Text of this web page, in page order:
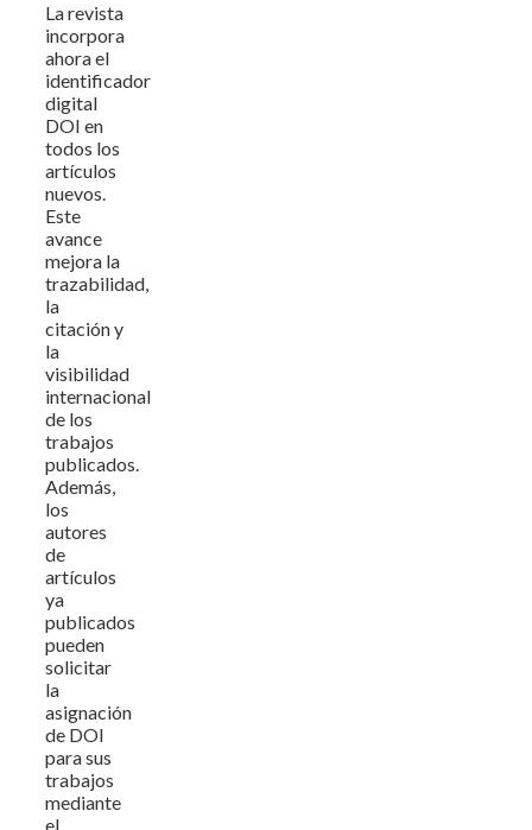
La revista
incorpora
ahora el
identificador
digital
DOI en
todos los
artículos
nuevos.
Este
avance
mejora la
trazabilidad,
la
citación y
la
visibilidad
internacional
de los
trabajos
publicados.
Además,
los
autores
de
artículos
ya
publicados
pueden
solicitar
la
asignación
de DOI
para sus
trabajos
mediante
el